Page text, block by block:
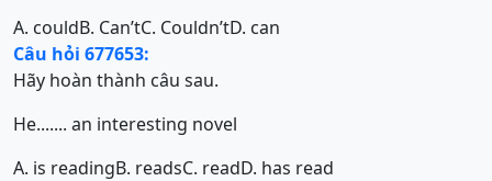
A. couldB. Can’tC. Couldn’tD. can
Câu hỏi 677653:
Hãy hoàn thành câu sau.
He....... an interesting novel
A. is readingB. readsC. readD. has read